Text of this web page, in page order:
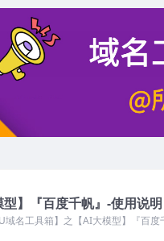
型】『百度千帆』-使用说明
域名工具箱】之【AI大模型】『百